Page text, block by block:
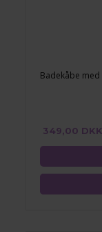
Badekåbe
349,00 DKK